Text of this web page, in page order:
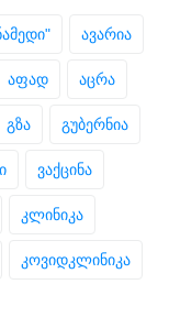
ავარია
აფად აცრა
გზა გუბერნია
ვაქცინა
კლინიკა
კოვიდკლინიკა